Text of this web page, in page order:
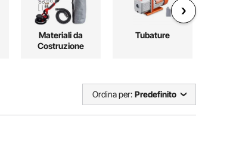
Materiali da
Costruzione
Tubature
Ordina per: Predefinito